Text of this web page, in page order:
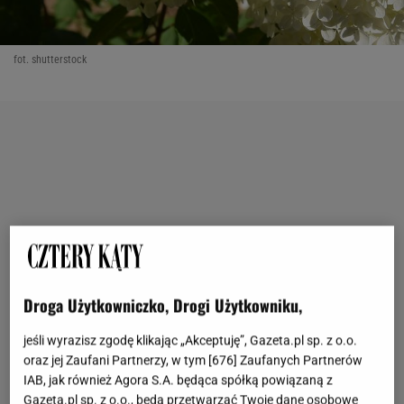
fot. shutterstock
Droga Użytkowniczko, Drogi Użytkowniku,
jeśli wyrazisz zgodę klikając „Akceptuję”, Gazeta.pl sp. z o.o.
oraz jej Zaufani Partnerzy, w tym [676] Zaufanych Partnerów
IAB, jak również Agora S.A. będąca spółką powiązaną z
Gazeta.pl sp. z o.o., będą przetwarzać Twoje dane osobowe